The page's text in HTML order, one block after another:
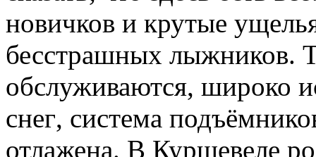
новичков и крутые
бесстрашных лыжников.
обслуживаются, широко
снег, система
отлажена. В Куршевеле